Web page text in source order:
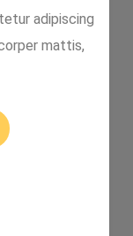
adipiscing
mattis,